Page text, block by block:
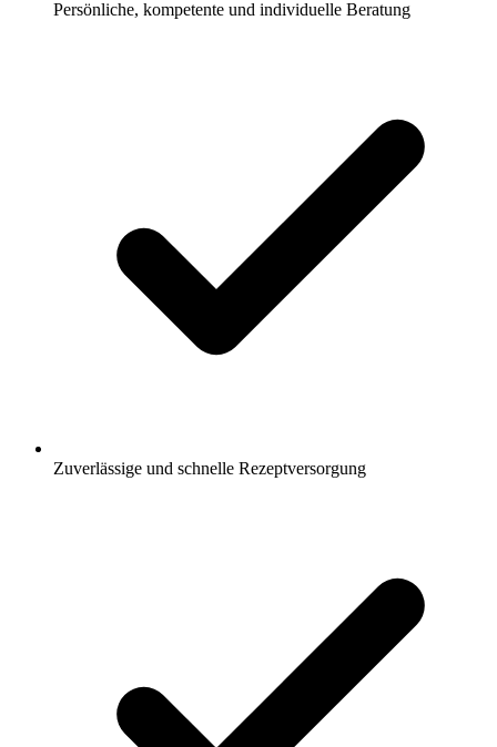
Persönliche, kompetente und individuelle Beratung
Zuverlässige und schnelle Rezeptversorgung